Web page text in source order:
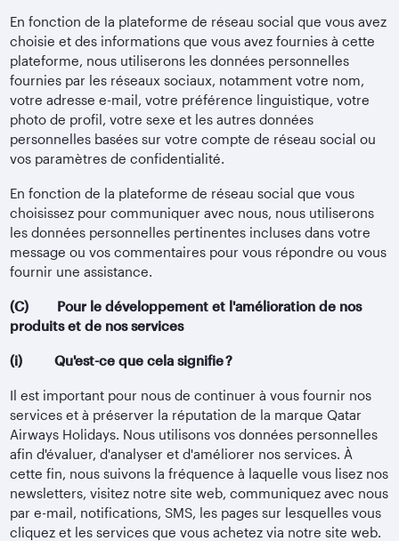
En fonction de la plateforme de réseau social que vous avez
choisie et des informations que vous avez fournies à cette
plateforme, nous utiliserons les données personnelles
fournies par les réseaux sociaux, notamment votre nom,
votre adresse e-mail, votre préférence linguistique, votre
photo de profil, votre sexe et les autres données
personnelles basées sur votre compte de réseau social ou
vos paramètres de confidentialité.
En fonction de la plateforme de réseau social que vous
choisissez pour communiquer avec nous, nous utiliserons
les données personnelles pertinentes incluses dans votre
message ou vos commentaires pour vous répondre ou vous
fournir une assistance.
(C) Pour le développement et l'amélioration de nos
produits et de nos services
(i) Qu'est-ce que cela signifie ?
Il est important pour nous de continuer à vous fournir nos
services et à préserver la réputation de la marque Qatar
Airways Holidays. Nous utilisons vos données personnelles
afin d'évaluer, d'analyser et d'améliorer nos services. À
cette fin, nous suivons la fréquence à laquelle vous lisez nos
newsletters, visitez notre site web, communiquez avec nous
par e-mail, notifications, SMS, les pages sur lesquelles vous
cliquez et les services que vous achetez via notre site web.